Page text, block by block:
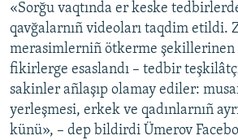
«Sorğu vaqtında er keske
qavğalarnıñ videoları taqdim etildi.
merasimlerniñ ötkerme şekillerinen
fikirlerge esaslandı – tedbir
sakinler añlaşıp olamay ediler:
yerleşmesi, erkek ve qadınlarnıñ
künü», – dep bildirdi Ümerov